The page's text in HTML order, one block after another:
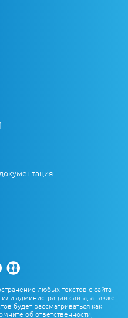
любых текстов с сайта
администрации сайта, а также
будет рассматриваться как
об ответственности,